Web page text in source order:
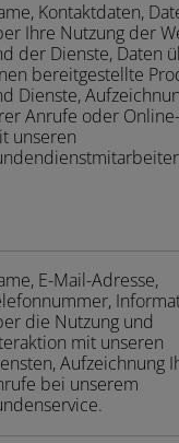
Kontaktdaten,
Ihre Nutzung der
der Dienste, Daten
bereitgestellte
Dienste,
Anrufe oder
unseren
E-Mail-Adresse,
die Nutzung und
mit unseren
Aufzeichnung
bei unserem